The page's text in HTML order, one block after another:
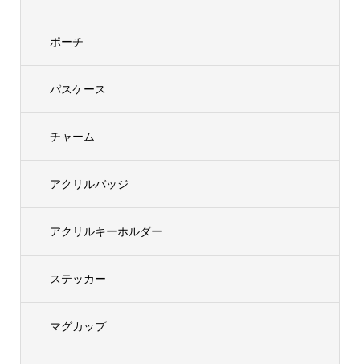
ポーチ
パスケース
チャーム
アクリルバッジ
アクリルキーホルダー
ステッカー
マグカップ